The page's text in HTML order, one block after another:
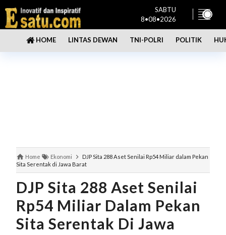
SABTU
8•08•2026
HOME LINTAS DEWAN TNI-POLRI POLITIK
Home Ekonomi
DJP Sita 288 Aset Senilai Rp54 Miliar dalam Pekan
Sita Serentak di Jawa Barat
DJP Sita 288 Aset Senilai
Rp54 Miliar Dalam Pekan
Sita Serentak Di Jawa